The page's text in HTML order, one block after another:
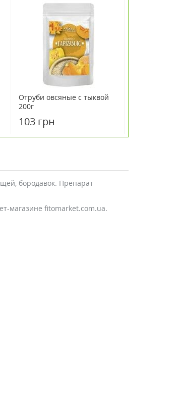
Отруби овсяные с тыквой
200г
103 грн
бородавок. Препарат
магазине fitomarket.com.ua.